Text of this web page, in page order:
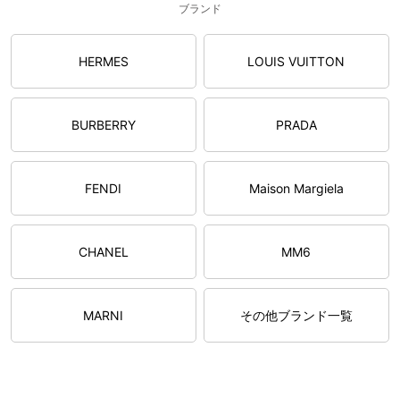
ブランド
HERMES LOUIS VUITTON
BURBERRY PRADA
FENDI Maison Margiela
CHANEL MM6
MARNI その他ブランド一覧